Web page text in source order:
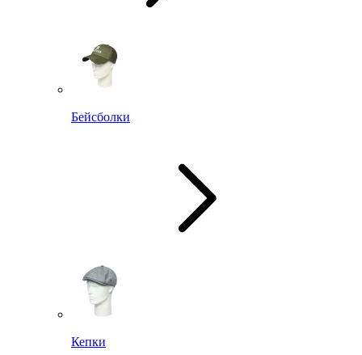
Бейсболки
Кепки